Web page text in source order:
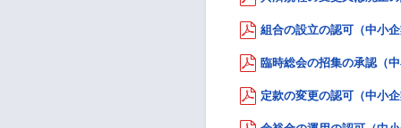
組合の設立の認可（中小
臨時総会の招集の承認（
定款の変更の認可（中小